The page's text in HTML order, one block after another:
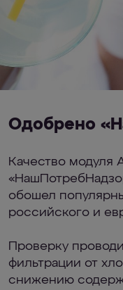
Одобрено
Качество модуля
обошел
российского и
Проверку
фильтрации от
cнижению